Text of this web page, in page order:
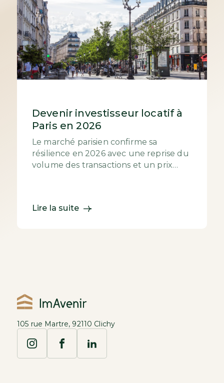
Devenir investisseur locatif à
Paris en 2026
Le marché parisien confirme sa
résilience en 2026 avec une reprise du
volume des transactions et un prix
Lire la suite
105 rue Martre, 92110 Clichy